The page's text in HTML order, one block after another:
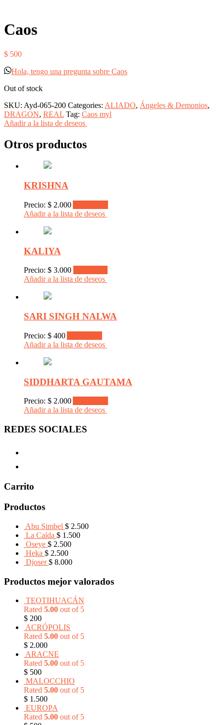
Caos
$ 500
Hola, tengo una pregunta sobre Caos
Out of stock
SKU: Ayd-065-200 Categories: ALIADO, Ángeles & Demonios,
DRAGON, REAL Tag: Caos myl
Añadir a la lista de deseos
Otros productos
KRISHNA
Precio: $ 2.000
Añadir a la lista de deseos
KALIYA
Precio: $ 3.000
Añadir a la lista de deseos
SARI SINGH NALWA
Precio: $ 400
Añadir a la lista de deseos
SIDDHARTA GAUTAMA
Precio: $ 2.000
Añadir a la lista de deseos
REDES SOCIALES
Carrito
Productos
Abu Simbel $ 2.500
La Caída $ 1.500
Oseye $ 2.500
Heka $ 2.500
Djoser $ 8.000
Productos mejor valorados
TEOTIHUACÁN
Rated 5.00 out of 5
$ 200
ACRÓPOLIS
Rated 5.00 out of 5
$ 2.000
ARACNE
Rated 5.00 out of 5
$ 500
MALOCCHIO
Rated 5.00 out of 5
$ 1.500
EUROPA
Rated 5.00 out of 5